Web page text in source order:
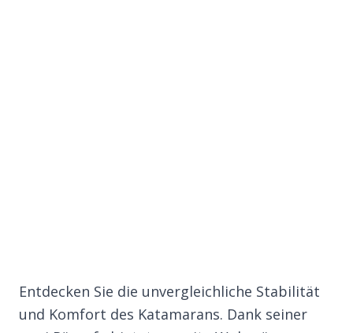
Entdecken Sie die unvergleichliche Stabilität
und Komfort des Katamarans. Dank seiner